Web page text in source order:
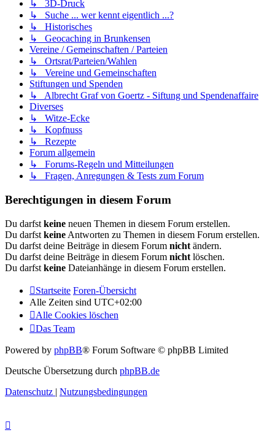
↳ 3D-Druck
↳ Suche ... wer kennt eigentlich ...?
↳ Historisches
↳ Geocaching in Brunkensen
Vereine / Gemeinschaften / Parteien
↳ Ortsrat/Parteien/Wahlen
↳ Vereine und Gemeinschaften
Stiftungen und Spenden
↳ Albrecht Graf von Goertz - Siftung und Spendenaffaire
Diverses
↳ Witze-Ecke
↳ Kopfnuss
↳ Rezepte
Forum allgemein
↳ Forums-Regeln und Mitteilungen
↳ Fragen, Anregungen & Tests zum Forum
Berechtigungen in diesem Forum
Du darfst keine neuen Themen in diesem Forum erstellen.
Du darfst keine Antworten zu Themen in diesem Forum erstellen.
Du darfst deine Beiträge in diesem Forum nicht ändern.
Du darfst deine Beiträge in diesem Forum nicht löschen.
Du darfst keine Dateianhänge in diesem Forum erstellen.
Startseite Foren-Übersicht
Alle Zeiten sind UTC+02:00
Alle Cookies löschen
Das Team
Powered by phpBB® Forum Software © phpBB Limited
Deutsche Übersetzung durch phpBB.de
Datenschutz | Nutzungsbedingungen